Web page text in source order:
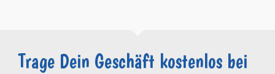
Trage Dein Geschäft kostenlos bei